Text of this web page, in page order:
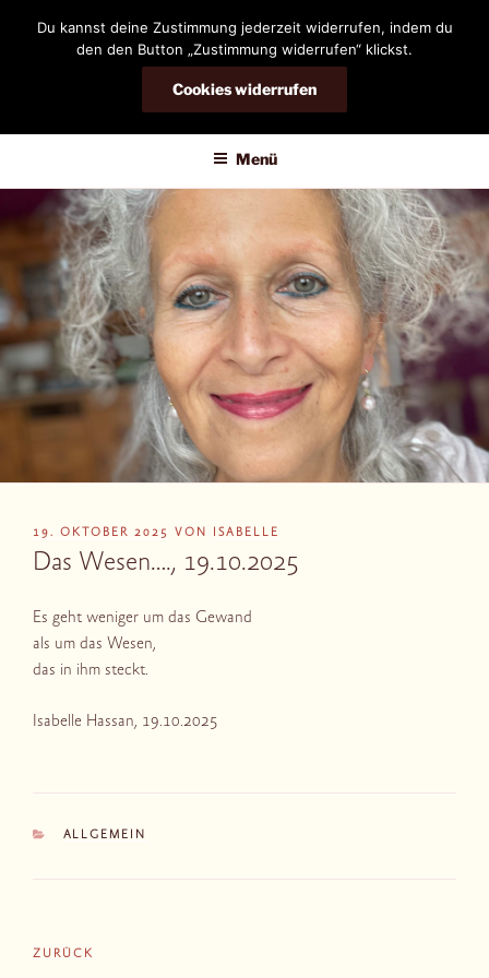
DIANDRA-CIRCLE
Menü
VERÖFFENTLICHT
AM
19. OKTOBER 2025 VON ISABELLE
Das Wesen…., 19.10.2025
Es geht weniger um das Gewand
als um das Wesen,
das in ihm steckt.
Isabelle Hassan, 19.10.2025
KATEGORIEN
ALLGEMEIN
Beitragsnavigation
Vorheriger
ZURÜCK
Du kannst deine Zustimmung jederzeit widerrufen, indem du
den den Button „Zustimmung widerrufen“ klickst.
Cookies widerrufen